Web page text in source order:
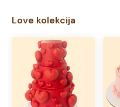
Love kolekcija